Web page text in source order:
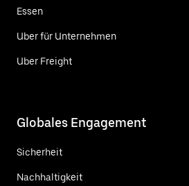
Essen
Uber für Unternehmen
Uber Freight
Globales Engagement
Sicherheit
Nachhaltigkeit